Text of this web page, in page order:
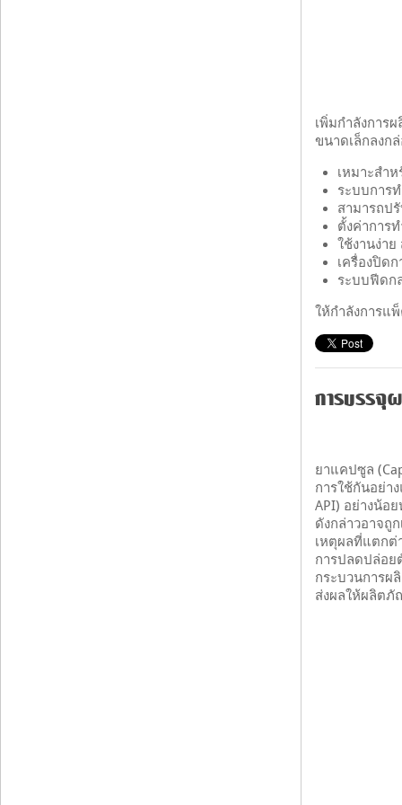
เพิ่มกำลังการ
ขนาดเล็กลงก
เหมาะสำ
ระบบการ
สามารถป
ตั้งค่าการ
ใช้งานง่า
เครื่องปิด
ระบบฟีดก
ให้กำลังการแ
การบรรจุ
ยาแคปซูล
การใช้กันอย่า
API) อย่างน้อ
ดังกล่าวอาจถู
เหตุผลที่แตกต่
การปลดปล่อย
กระบวนการผ
ส่งผลให้ผลิตภั